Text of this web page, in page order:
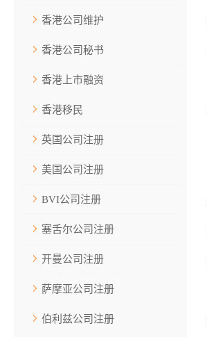
香港公司维护
香港公司秘书
香港上市融资
香港移民
英国公司注册
美国公司注册
BVI公司注册
塞舌尔公司注册
开曼公司注册
萨摩亚公司注册
伯利兹公司注册